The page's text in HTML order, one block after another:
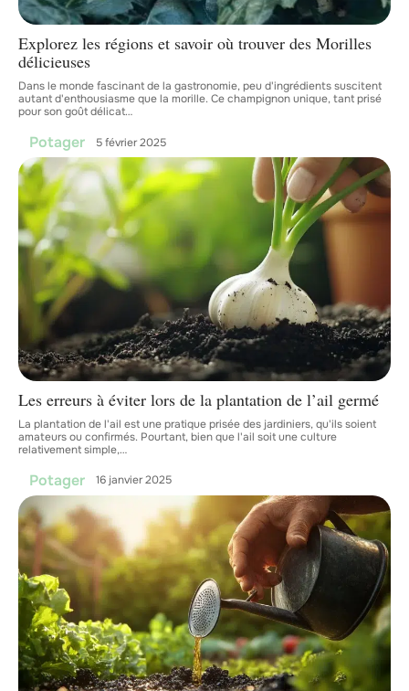
Explorez les régions et savoir où trouver des Morilles
délicieuses
Dans le monde fascinant de la gastronomie, peu d'ingrédients suscitent
autant d'enthousiasme que la morille. Ce champignon unique, tant prisé
pour son goût délicat…
Potager 5 février 2025
Les erreurs à éviter lors de la plantation de l’ail germé
La plantation de l'ail est une pratique prisée des jardiniers, qu'ils soient
amateurs ou confirmés. Pourtant, bien que l'ail soit une culture
relativement simple,…
Potager 16 janvier 2025